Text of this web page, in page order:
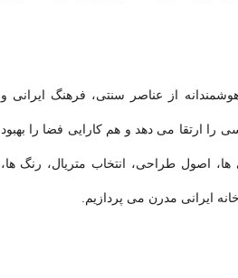
از عناصر سنتی، فرهنگ ایرانی و
ارتقا می دهد و هم کارایی فضا را بهبود
اصول طراحی، انتخاب متریال، رنگ ها،
ایرانی مدرن می پردازیم.